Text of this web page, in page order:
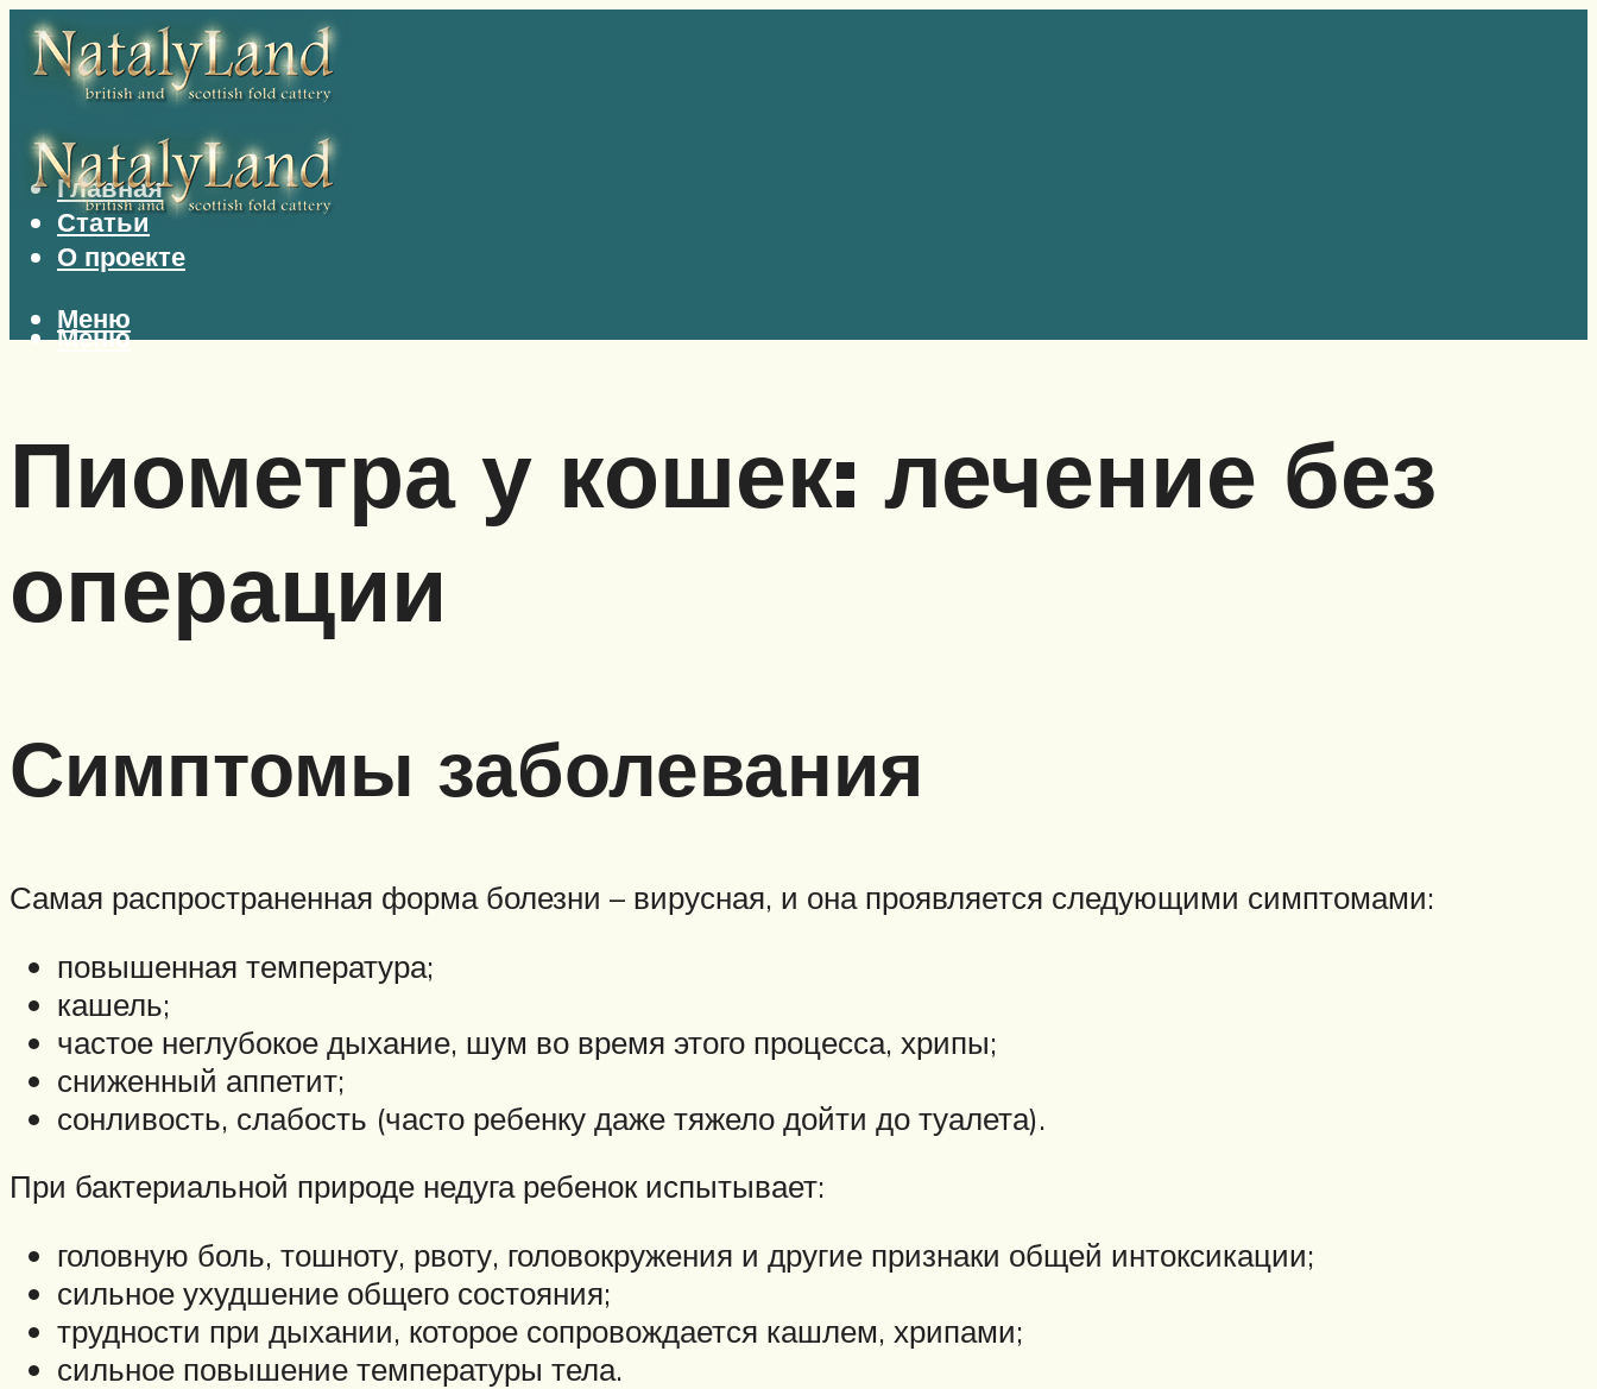
Главная
Статьи
О проекте
Меню
Меню
Пиометра у кошек: лечение без
операции
Симптомы заболевания
Самая распространенная форма болезни – вирусная, и она проявляется следующими симптомами:
повышенная температура;
кашель;
частое неглубокое дыхание, шум во время этого процесса, хрипы;
сниженный аппетит;
сонливость, слабость (часто ребенку даже тяжело дойти до туалета).
При бактериальной природе недуга ребенок испытывает:
головную боль, тошноту, рвоту, головокружения и другие признаки общей интоксикации;
сильное ухудшение общего состояния;
трудности при дыхании, которое сопровождается кашлем, хрипами;
сильное повышение температуры тела.